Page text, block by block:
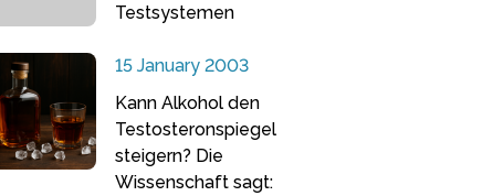
Testsystemen
15 January 2003
Kann Alkohol den
Testosteronspiegel
steigern? Die
Wissenschaft sagt: